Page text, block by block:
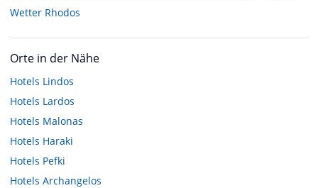
Wetter Rhodos
Orte in der Nähe
Hotels Lindos
Hotels Lardos
Hotels Malonas
Hotels Haraki
Hotels Pefki
Hotels Archangelos